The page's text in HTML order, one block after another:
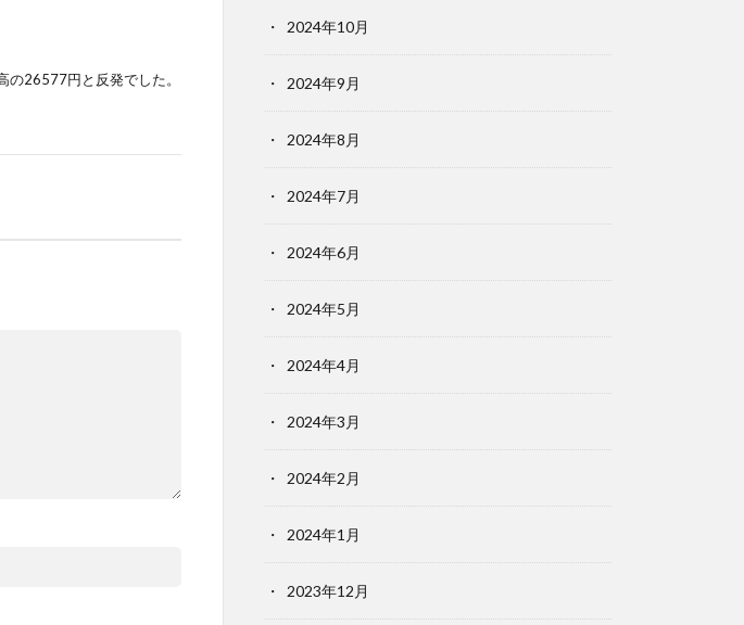
26577円と反発でした。
2024年10月
2024年9月
2024年8月
2024年7月
2024年6月
2024年5月
2024年4月
2024年3月
2024年2月
2024年1月
2023年12月